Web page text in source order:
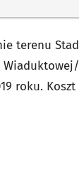
terenu
roku.